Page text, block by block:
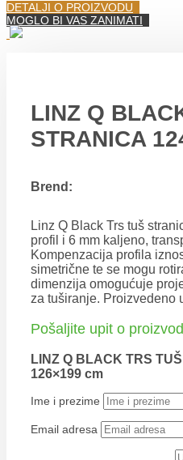
DETALJI O PROIZVODU
MOGLO BI VAS ZANIMATI
LINZ Q
STRANICA
Brend:
Linz Q Black Trs tuš
profil i 6 mm kaljeno,
Kompenzacija profila
simetrične te se mogu
dimenzija omogućuje
za tuširanje. Proizvedeno
Pošaljite upit o
LINZ Q BLACK TRS
126×199 cm
Ime i prezime
Email adresa